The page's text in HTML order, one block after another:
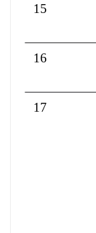
15
16
17